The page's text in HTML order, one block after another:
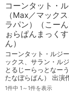
コーンタット・
（Max／マック
ラパン）（こー
ぉらぱんまっく
ん）
コーンタット・ルジ
ックス、サラン・ル
とるじーらっとなー
たなぼらぱん） 出演
1件中 1～1件を表示